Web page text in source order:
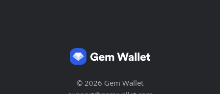
© 2026 Gem Wallet